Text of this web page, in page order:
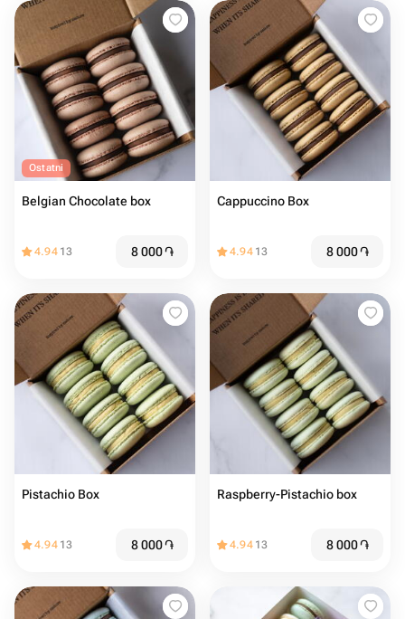
Ostatni
Belgian Chocolate box
4.94 13 8 000֏
Cappuccino Box
4.94 13 8 000֏
Pistachio Box
4.94 13 8 000֏
Raspberry-Pistachio box
4.94 13 8 000֏